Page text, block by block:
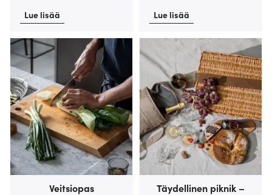
Lue lisää Lue lisää
Veitsiopas
Täydellinen piknik –